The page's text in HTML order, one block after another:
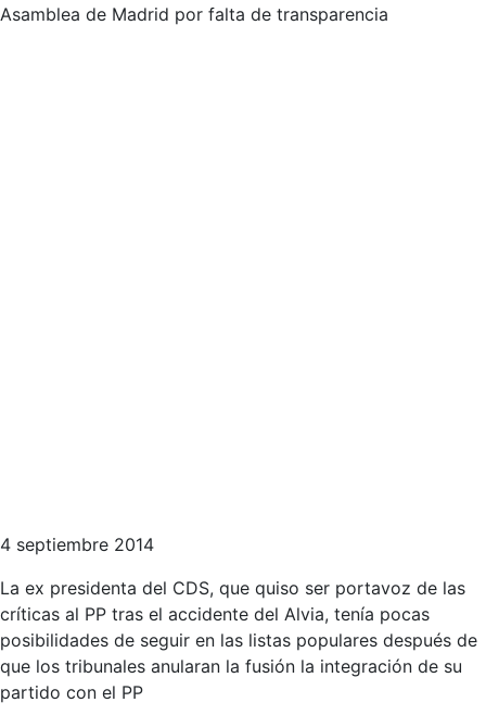
Asamblea de Madrid por falta de transparencia
4 septiembre 2014
La ex presidenta del CDS, que quiso ser portavoz de las
críticas al PP tras el accidente del Alvia, tenía pocas
posibilidades de seguir en las listas populares después de
que los tribunales anularan la fusión la integración de su
partido con el PP